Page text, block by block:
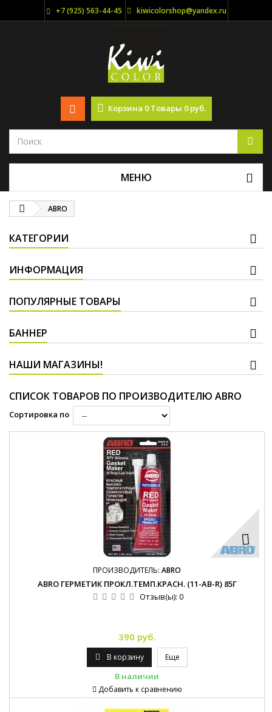
+7 (925) 563-44-45 kiwicolorshop@yandex.ru
Корзина 0 Товары 0 руб.
МЕНЮ
ABRO
КАТЕГОРИИ
ИНФОРМАЦИЯ
ПОПУЛЯРНЫЕ ТОВАРЫ
БАННЕР
НАШИ МАГАЗИНЫ!
СПИСОК ТОВАРОВ ПО ПРОИЗВОДИТЕЛЮ ABRO
Сортировка по
ПРОИЗВОДИТЕЛЬ: ABRO
ABRO ГЕРМЕТИК ПРОКЛ.ТЕМП.КРАСН. (11-AB-R) 85Г
Отзыв(ы): 0
390 руб.
В корзину Еще
В наличии
Добавить к сравнению